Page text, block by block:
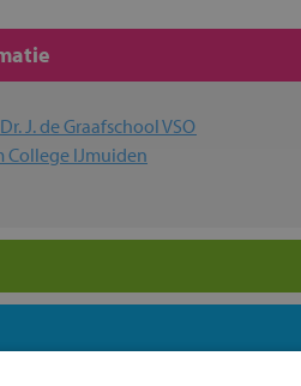
J. de Graafschool VSO
College IJmuiden